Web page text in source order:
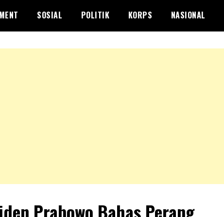
SOSIAL POLITIK KORPS NASIONAL
Prabowo Bahas Perang